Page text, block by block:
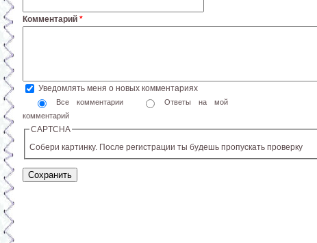
Комментарий *
Уведомлять меня о новых комментариях
Все комментарии
Ответы на мой
комментарий
CAPTCHA
Собери картинку. После регистрации ты будешь пропускать проверку